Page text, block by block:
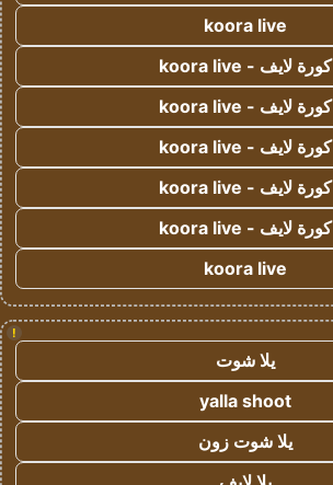
koora live
كورة لايف - koora live
كورة لايف - koora live
كورة لايف - koora live
كورة لايف - koora live
كورة لايف - koora live
koora live
!
يلا شوت
yalla shoot
يلا شوت زون